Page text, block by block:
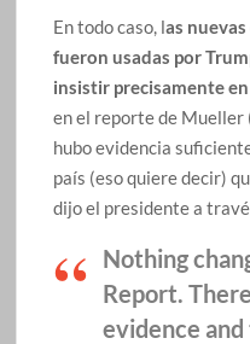
En todo caso, las
fueron usadas por
insistir precisamente
en el reporte de Mueller
hubo evidencia
país (eso quiere decir)
dijo el presidente a
Nothing
Report.
evidence